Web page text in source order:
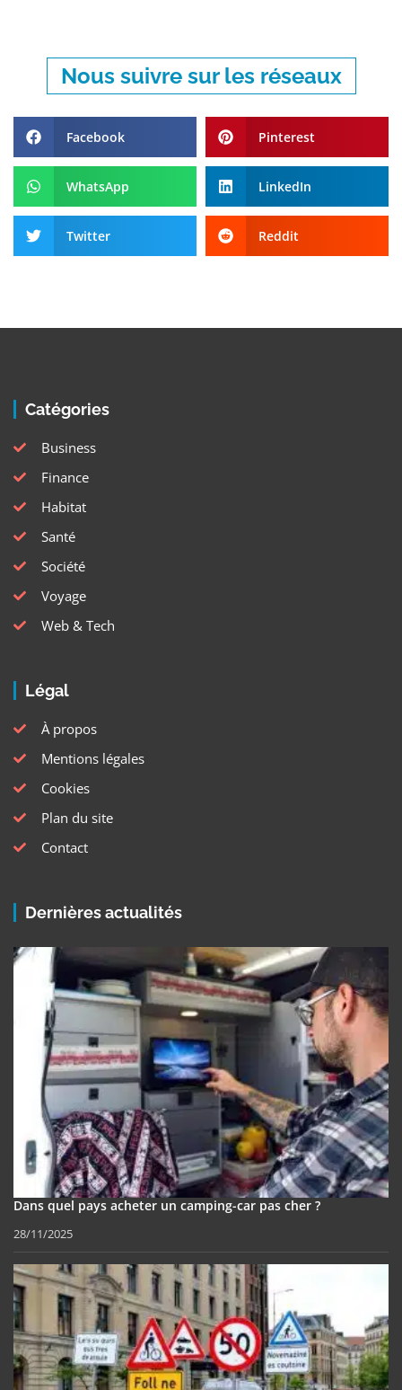
Nous suivre sur les réseaux
Facebook Pinterest
WhatsApp LinkedIn
Twitter Reddit
Catégories
Business
Finance
Habitat
Santé
Société
Voyage
Web & Tech
Légal
À propos
Mentions légales
Cookies
Plan du site
Contact
Dernières actualités
Dans quel pays acheter un camping-car pas cher ?
28/11/2025